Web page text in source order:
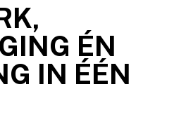
ÉN
IN ÉÉN